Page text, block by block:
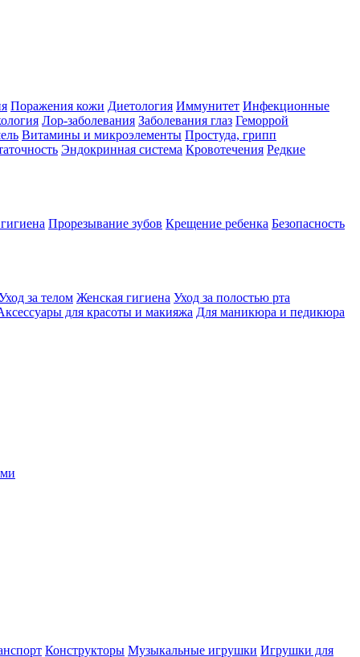
Поражения кожи Диетология Иммунитет Инфекционные
Лор-заболевания Заболевания глаз Геморрой
Витамины и микроэлементы Простуда, грипп
Эндокринная система Кровотечения Редкие
Прорезывание зубов Крещение ребенка Безопасность
за телом Женская гигиена Уход за полостью рта
для красоты и макияжа Для маникюра и педикюра
Конструкторы Музыкальные игрушки Игрушки для